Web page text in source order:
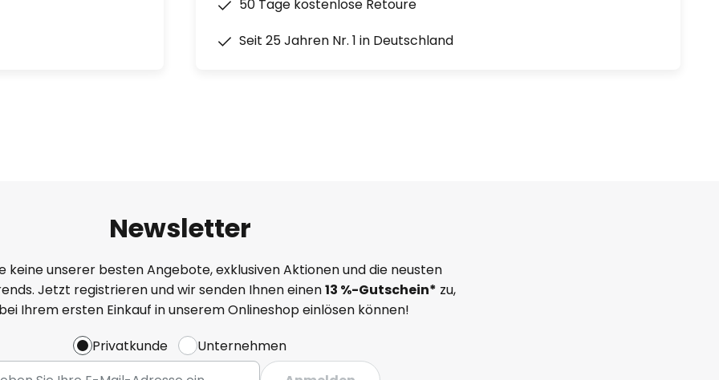
50 Tage kostenlose Retoure
Seit 25 Jahren Nr. 1 in Deutschland
Newsletter
keine unserer besten Angebote, exklusiven Aktionen und die neusten
Jetzt registrieren und wir senden Ihnen einen13 %-Gutschein* zu,
Ihrem ersten Einkauf in unserem Onlineshop einlösen können!
Privatkunde
Unternehmen